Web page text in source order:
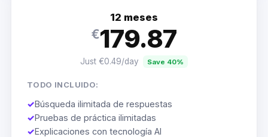
12 meses
€179.87
Just €0.49/day Save 40%
TODO INCLUIDO:
✓Búsqueda ilimitada de respuestas
✓Pruebas de práctica ilimitadas
✓Explicaciones con tecnología AI